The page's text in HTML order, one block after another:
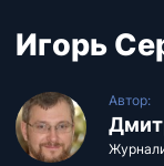
Игорь
Автор: